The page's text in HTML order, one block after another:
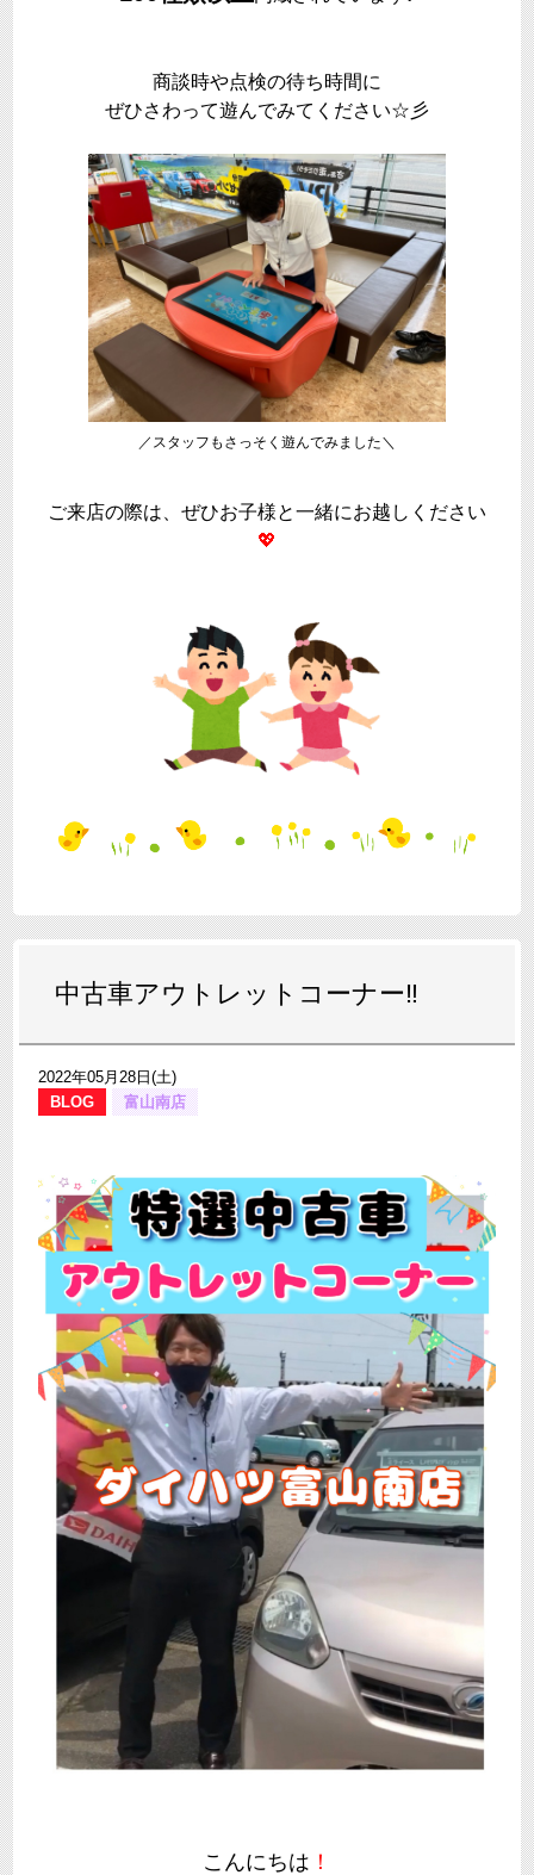
商談時や点検の待ち時間に
ぜひさわって遊んでみてください☆彡
／スタッフもさっそく遊んでみました＼
ご来店の際は、ぜひお子様と一緒にお越しください
💖
中古車アウトレットコーナー‼
2022年05月28日(土)
BLOG
富山南店
こんにちは ！